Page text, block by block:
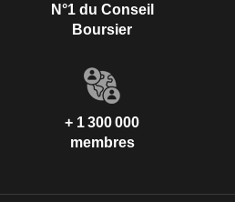
N°1 du Conseil
Boursier
+ 1 300 000
membres